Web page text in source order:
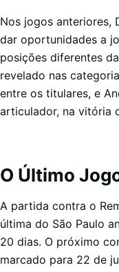
Nos jogos anteriores,
dar oportunidades a
posições diferentes
revelado nas
entre os titulares, e
articulador, na vitória
O Último
A partida contra o
última do São Paulo
20 dias. O próximo
marcado para 22 de